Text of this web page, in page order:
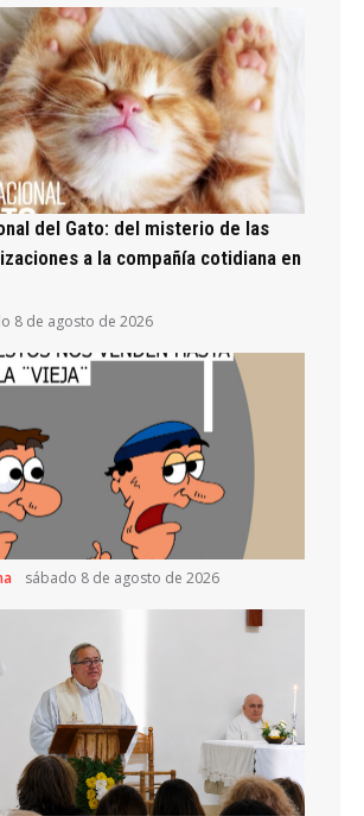
del Gato: del misterio de las
a la compañía cotidiana en
8 de agosto de 2026
sábado 8 de agosto de 2026